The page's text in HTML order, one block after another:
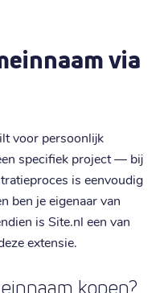
via
voor persoonlijk
specifiek project — bij
is eenvoudig
ben je eigenaar van
is Site.nl een van
extensie.
kopen?